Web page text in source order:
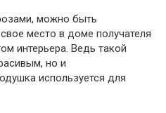
можно быть
место в доме получателя
интерьера. Ведь такой
но и
используется для